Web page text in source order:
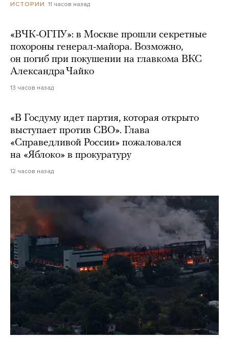
ИСТОРИИ 11 часов назад
«ВЧК-ОГПУ»: в Москве прошли секретные
похороны генерал-майора. Возможно,
он погиб при покушении на главкома ВКС
Александра Чайко
13 часов назад
«В Госдуму идет партия, которая открыто
выступает против СВО». Глава
«Справедливой России» пожаловался
на «Яблоко» в прокуратуру
12 часов назад